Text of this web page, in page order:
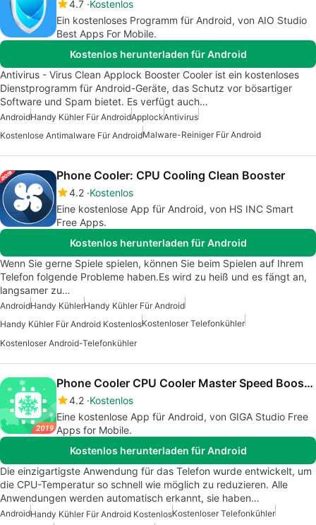
4.7 Kostenlos
Ein kostenloses Programm für Android, von AIO Studio
Best Apps For Mobile.
Kostenlos herunterladen für Android
Antivirus - Virus Clean Applock Booster Cooler ist ein kostenloses
Dienstprogramm für Android-Geräte, das Schutz vor bösartiger
Software und Spam bietet. Es verfügt auch…
AndroidHandy Kühler Für AndroidApplockAntivirus
Kostenlose Antimalware Für AndroidMalware-Reiniger Für Android
Phone Cooler: CPU Cooling Clean Booster
4.2 Kostenlos
Eine kostenlose App für Android, von HS INC Smart
Free Apps.
Kostenlos herunterladen für Android
Wenn Sie gerne Spiele spielen, können Sie beim Spielen auf Ihrem
Telefon folgende Probleme haben.Es wird zu heiß und es fängt an,
langsamer zu…
AndroidHandy KühlerHandy Kühler Für Android
Handy Kühler Für Android KostenlosKostenloser Telefonkühler
Kostenloser Android-Telefonkühler
Phone Cooler CPU Cooler Master Speed Booster
4.2 Kostenlos
Eine kostenlose App für Android, von GIGA Studio Free
Apps for Mobile.
Kostenlos herunterladen für Android
Die einzigartigste Anwendung für das Telefon wurde entwickelt, um
die CPU-Temperatur so schnell wie möglich zu reduzieren. Alle
Anwendungen werden automatisch erkannt, sie haben…
AndroidHandy Kühler Für Android KostenlosKostenloser Telefonkühler